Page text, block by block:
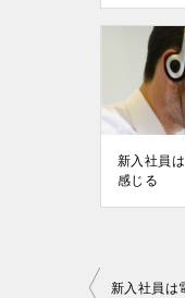
新入社員
感じる
投新入社員は